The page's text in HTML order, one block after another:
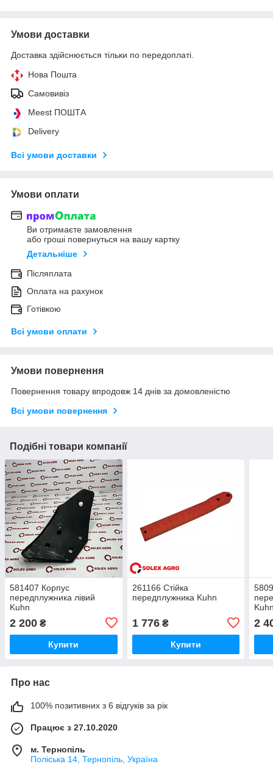
Умови доставки
Доставка здійснюється тільки по передоплаті.
Нова Пошта
Самовивіз
Meest ПОШТА
Delivery
Всі умови доставки
Умови оплати
Ви отримаєте замовлення
або гроші повернуться на вашу картку
Детальніше
Післяплата
Оплата на рахунок
Готівкою
Всі умови оплати
Умови повернення
Повернення товару впродовж 14 днів за домовленістю
Всі умови повернення
Подібні товари компанії
581407 Корпус
передплужника лівий
Kuhn
2 200 ₴
Купити
261166 Стійка
передплужника Kuhn
1 776₴
Купити
2
Про нас
100% позитивних з 6 відгуків за рік
Працює з 27.10.2020
м. Тернопіль
Поліська 14, Тернопіль, Україна